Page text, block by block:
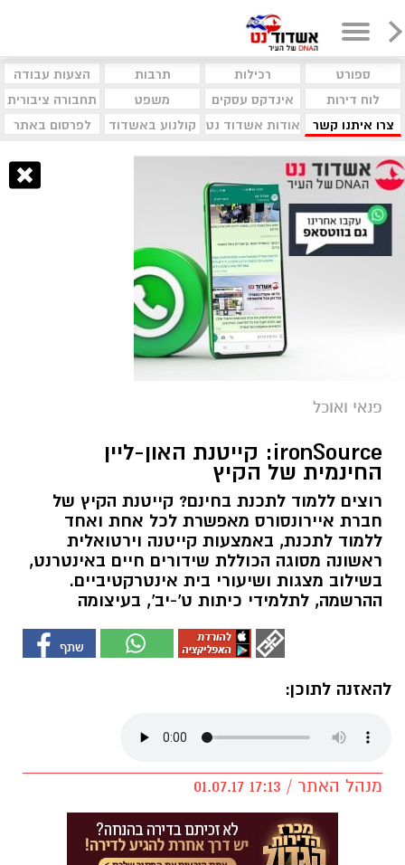
ספורט רכילות תרבות
הצעות עבודה
לוח דירות
אינדקס עסקים משפט
תחבורה ציבורית
צרו איתנו קשר
אודות אשדוד נט קולנוע באשדוד לפרסום באתר
פנאי ואוכל
ironSource: קייטנת האון-ליין
החינמית של הקיץ
רוצים ללמוד לתכנת בחינם? קייטנת הקיץ של
חברת איירונסורס מאפשרת לכל אחת ואחד
ללמוד לתכנת, באמצעות קייטנה וירטואלית
ראשונה מסוגה הכוללת שידורים חיים באינטרנט,
בשילוב מצגות ושיעורי בית אינטרקטיביים.
ההרשמה, לתלמידי כיתות ט'-יב', בעיצומה
להאזנה לתוכן:
מנהל האתר / 17:13 01.07.17